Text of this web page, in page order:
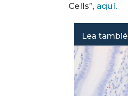
Cells”, aquí.
Lea